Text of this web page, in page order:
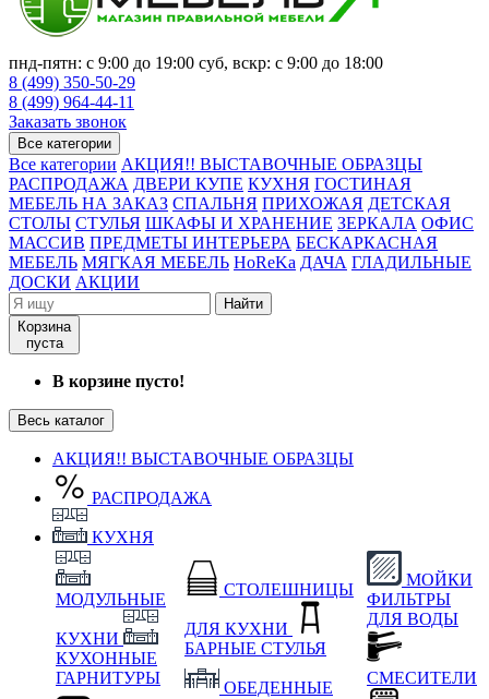
пнд-пятн: с 9:00 до 19:00 суб, вскр: с 9:00 до 18:00
8 (499) 350-50-29
8 (499) 964-44-11
Заказать звонок
Все категории
Все категории АКЦИЯ!! ВЫСТАВОЧНЫЕ ОБРАЗЦЫ
РАСПРОДАЖА ДВЕРИ КУПЕ КУХНЯ ГОСТИНАЯ
МЕБЕЛЬ НА ЗАКАЗ СПАЛЬНЯ ПРИХОЖАЯ ДЕТСКАЯ
СТОЛЫ СТУЛЬЯ ШКАФЫ И ХРАНЕНИЕ ЗЕРКАЛА ОФИС
МАССИВ ПРЕДМЕТЫ ИНТЕРЬЕРА БЕСКАРКАСНАЯ
МЕБЕЛЬ МЯГКАЯ МЕБЕЛЬ HoReKa ДАЧА ГЛАДИЛЬНЫЕ
ДОСКИ АКЦИИ
Найти
Корзина
пуста
В корзине пусто!
Весь каталог
АКЦИЯ!! ВЫСТАВОЧНЫЕ ОБРАЗЦЫ
РАСПРОДАЖА
КУХНЯ
МОДУЛЬНЫЕ
КУХНИ
КУХОННЫЕ
ГАРНИТУРЫ
СТОЛЕШНИЦЫ
ДЛЯ КУХНИ
БАРНЫЕ СТУЛЬЯ
ОБЕДЕННЫЕ
МОЙКИ
ФИЛЬТРЫ
ДЛЯ ВОДЫ
СМЕСИТЕЛИ